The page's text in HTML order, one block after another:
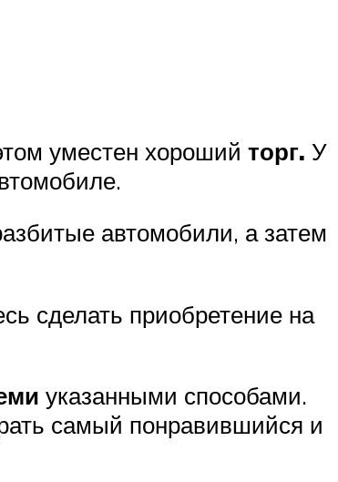
уместен хороший торг. У
автомобили, а затем
сделать приобретение на
указанными способами.
самый понравившийся и